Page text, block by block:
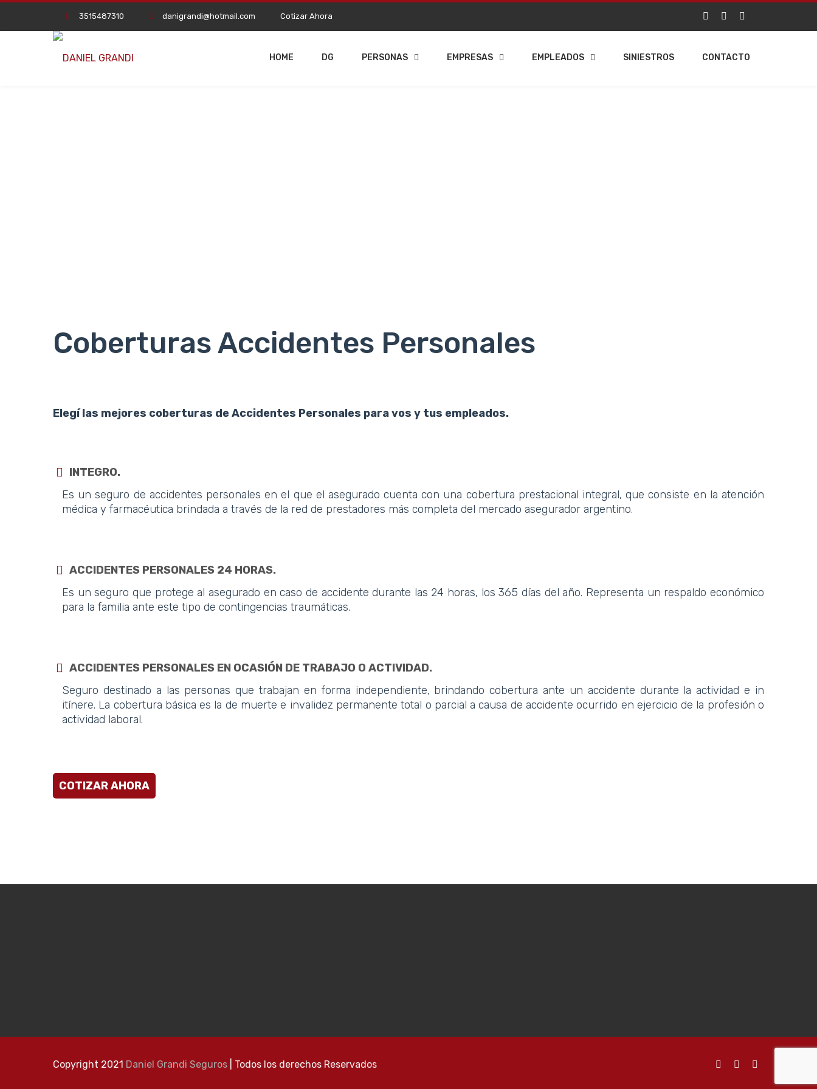
3515487310 danigrandi@hotmail.com Cotizar Ahora
HOME DG PERSONAS EMPRESAS EMPLEADOS SINIESTROS CONTACTO
Coberturas Accidentes Personales
Elegí las mejores coberturas de Accidentes Personales para vos y tus empleados.
INTEGRO.
Es un seguro de accidentes personales en el que el asegurado cuenta con una cobertura prestacional integral, que consiste en la atención
médica y farmacéutica brindada a través de la red de prestadores más completa del mercado asegurador argentino.
ACCIDENTES PERSONALES 24 HORAS.
Es un seguro que protege al asegurado en caso de accidente durante las 24 horas, los 365 días del año. Representa un respaldo económico
para la familia ante este tipo de contingencias traumáticas.
ACCIDENTES PERSONALES EN OCASIÓN DE TRABAJO O ACTIVIDAD.
Seguro destinado a las personas que trabajan en forma independiente, brindando cobertura ante un accidente durante la actividad e in
itínere. La cobertura básica es la de muerte e invalidez permanente total o parcial a causa de accidente ocurrido en ejercicio de la profesión o
actividad laboral.
COTIZAR AHORA
Copyright 2021 Daniel Grandi Seguros | Todos los derechos Reservados